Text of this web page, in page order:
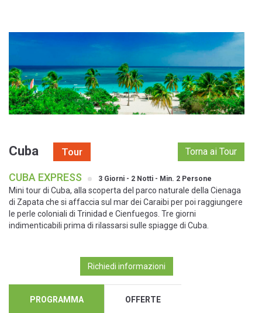
Cuba Tour Torna ai Tour
CUBA EXPRESS 3 Giorni - 2 Notti - Min. 2 Persone
Mini tour di Cuba, alla scoperta del parco naturale della Cienaga
di Zapata che si affaccia sul mar dei Caraibi per poi raggiungere
le perle coloniali di Trinidad e Cienfuegos. Tre giorni
indimenticabili prima di rilassarsi sulle spiagge di Cuba.
Richiedi informazioni
PROGRAMMA OFFERTE